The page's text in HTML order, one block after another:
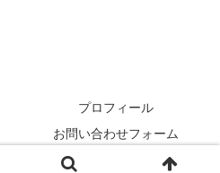
プロフィール
お問い合わせフォーム
rehabilikun.